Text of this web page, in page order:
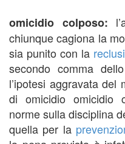
omicidio colposo:
chiunque cagiona la
sia punito con la
secondo comma
l’ipotesi aggravata
di omicidio omicidio
norme sulla disciplina
quella per la